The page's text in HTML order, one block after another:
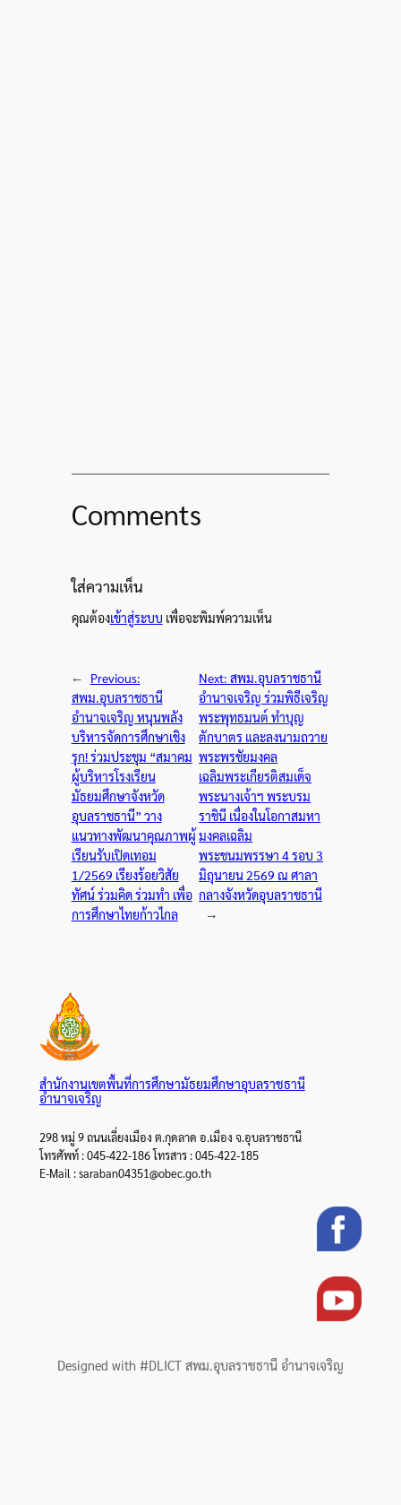
Comments
ใส่ความเห็น
คุณต้องเข้าสู่ระบบ เพื่อจะพิมพ์ความเห็น
←
Previous:
สพม.อุบลราชธานี
อำนาจเจริญ หนุนพลัง
บริหารจัดการศึกษาเชิง
รุก! ร่วมประชุม “สมาคม
ผู้บริหารโรงเรียน
มัธยมศึกษาจังหวัด
อุบลราชธานี” วาง
แนวทางพัฒนาคุณภาพผู้
เรียนรับเปิดเทอม
1/2569 เรียงร้อยวิสัย
ทัศน์ ร่วมคิด ร่วมทำ เพื่อ
การศึกษาไทยก้าวไกล
Next:สพม.อุบลราชธานี
อำนาจเจริญ ร่วมพิธีเจริญ
พระพุทธมนต์ ทำบุญ
ตักบาตร และลงนามถวาย
พระพรชัยมงคล
เฉลิมพระเกียรติสมเด็จ
พระนางเจ้าฯ พระบรม
ราชินี เนื่องในโอกาสมหา
มงคลเฉลิม
พระชนมพรรษา 4 รอบ 3
มิถุนายน 2569 ณ ศาลา
กลางจังหวัดอุบลราชธานี
→
สำนักงานเขตพื้นที่การศึกษามัธยมศึกษาอุบลราชธานี
อำนาจเจริญ
298 หมู่ 9 ถนนเลี่ยงเมือง ต.กุดลาด อ.เมือง จ.อุบลราชธานี
โทรศัพท์ : 045-422-186 โทรสาร : 045-422-185
E-Mail : saraban04351@obec.go.th
Designed with #DLICT สพม.อุบลราชธานี อำนาจเจริญ